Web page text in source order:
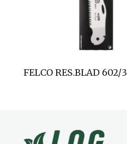
FELCO RES.BLAD 602/3